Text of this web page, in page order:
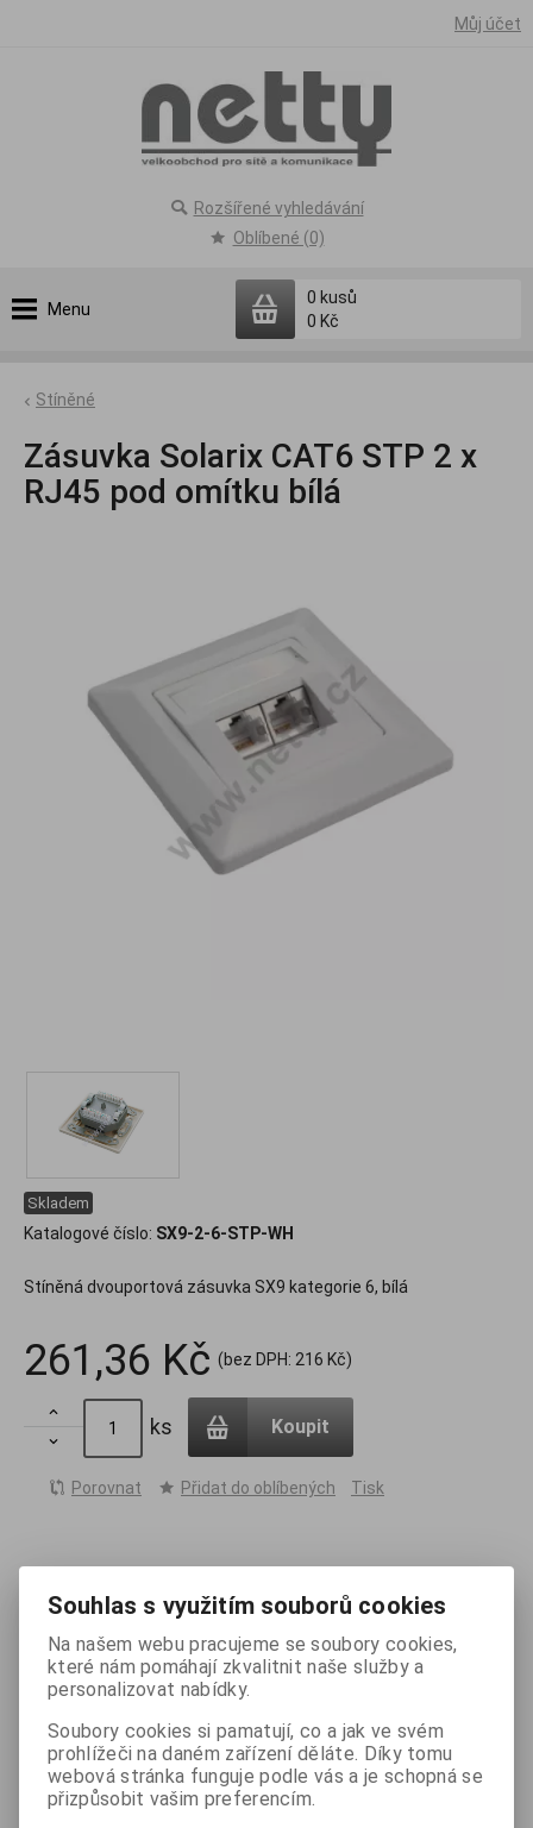
Můj účet
Menu
0 kusů
0 Kč
Rozšířené vyhledávání
Oblíbené (0)
Stíněné
Zásuvka Solarix CAT6 STP 2 x
RJ45 pod omítku bílá
Skladem
Katalogové číslo: SX9-2-6-STP-WH
Stíněná dvouportová zásuvka SX9 kategorie 6, bílá
261,36 Kč (bez DPH: 216 Kč)


ks Koupit
Porovnat Přidat do oblíbených Tisk
Skladem:5 ks Prodejna Zlín:— Sklad Spytihněv:5
Podrobný popis
Parametry
Souhlas s využitím souborů cookies
Na našem webu pracujeme se soubory cookies,
které nám pomáhají zkvalitnit naše služby a
personalizovat nabídky.
Soubory cookies si pamatují, co a jak ve svém
prohlížeči na daném zařízení děláte. Díky tomu
webová stránka funguje podle vás a je schopná se
přizpůsobit vašim preferencím.